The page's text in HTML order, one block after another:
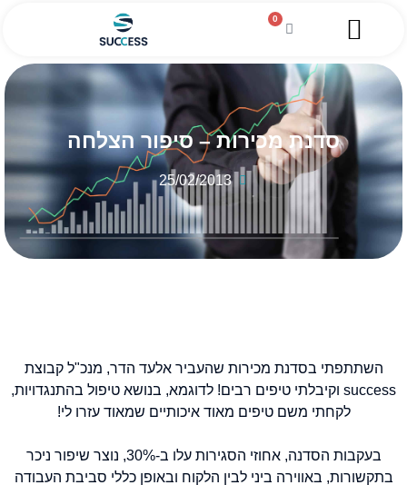
0
סדנת מכירות – סיפור הצלחה
25/02/2013
השתתפתי בסדנת מכירות שהעביר אלעד הדר, מנכ"ל קבוצת
success וקיבלתי טיפים רבים! לדוגמא, בנושא טיפול בהתנגדויות,
לקחתי משם טיפים מאוד איכותיים שמאוד עזרו לי!
בעקבות הסדנה, אחוזי הסגירות עלו ב-30%, נוצר שיפור ניכר
בתקשורות, באווירה ביני לבין הלקוח ובאופן כללי סביבת העבודה